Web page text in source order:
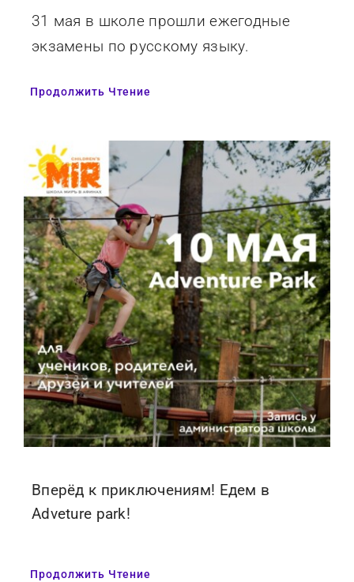
31 мая в школе прошли ежегодные
экзамены по русскому языку.
Продолжить Чтение
Вперёд к приключениям! Едем в
Adveture park!
Продолжить Чтение